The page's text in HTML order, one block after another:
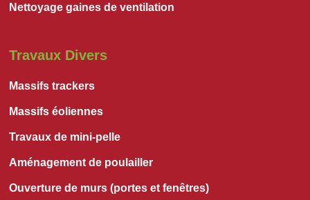
Nettoyage gaines de ventilation
Travaux Divers
Massifs trackers
Massifs éoliennes
Travaux de mini-pelle
Aménagement de poulailler
Ouverture de murs (portes et fenêtres)